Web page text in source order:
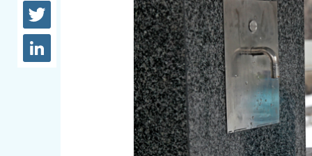
Рішення та розпорядження
Проєкти розпоряджень, що
перебувають на погодженні
КМВА
Лікарні
Освіта та
заклади
Дороги,
парковки